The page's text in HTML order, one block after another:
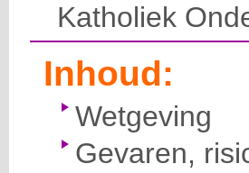
Katholiek
Inhoud:
Wetgeving
Gevaren,